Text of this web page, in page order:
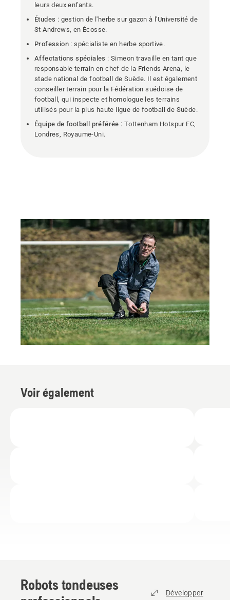
leurs deux enfants.
Études : gestion de l'herbe sur gazon à l'Université de
St Andrews, en Écosse.
Profession : spécialiste en herbe sportive.
Affectations spéciales : Simeon travaille en tant que
responsable terrain en chef de la Friends Arena, le
stade national de football de Suède. Il est également
conseiller terrain pour la Fédération suédoise de
football, qui inspecte et homologue les terrains
utilisés pour la plus haute ligue de football de Suède.
Équipe de football préférée : Tottenham Hotspur FC,
Londres, Royaume-Uni.
Voir également
Robots tondeuses
Développer